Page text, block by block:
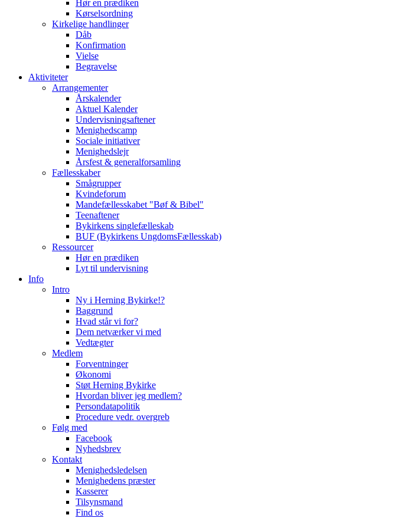
Hør en prædiken
Kørselsordning
Kirkelige handlinger
Dåb
Konfirmation
Vielse
Begravelse
Aktiviteter
Arrangementer
Årskalender
Aktuel Kalender
Undervisningsaftener
Menighedscamp
Sociale initiativer
Menighedslejr
Årsfest & generalforsamling
Fællesskaber
Smågrupper
Kvindeforum
Mandefællesskabet "Bøf & Bibel"
Teenaftener
Bykirkens singlefælleskab
BUF (Bykirkens UngdomsFællesskab)
Ressourcer
Hør en prædiken
Lyt til undervisning
Info
Intro
Ny i Herning Bykirke!?
Baggrund
Hvad står vi for?
Dem netværker vi med
Vedtægter
Medlem
Forventninger
Økonomi
Støt Herning Bykirke
Hvordan bliver jeg medlem?
Persondatapolitik
Procedure vedr. overgreb
Følg med
Facebook
Nyhedsbrev
Kontakt
Menighedsledelsen
Menighedens præster
Kasserer
Tilsynsmand
Find os